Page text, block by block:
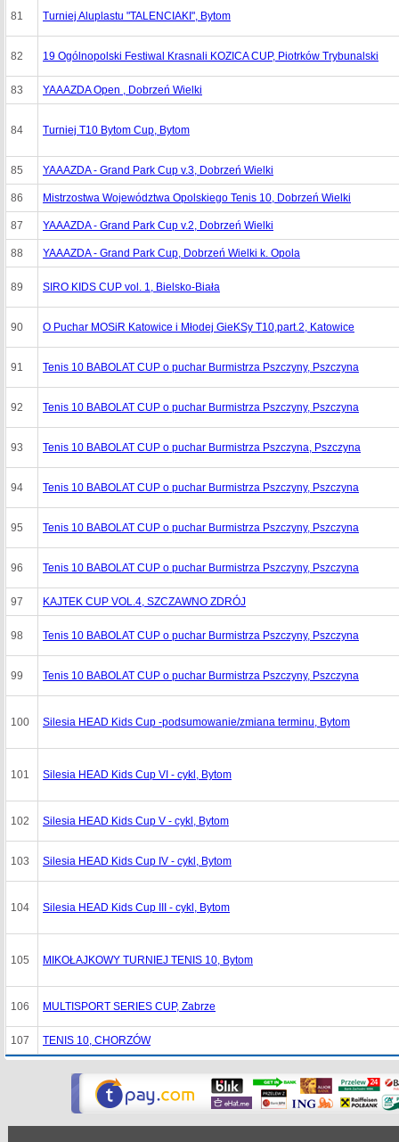
81 Turniej Aluplastu "TALENCIAKI", Bytom
82 19 Ogólnopolski Festiwal Krasnali KOZICA CUP, Piotrków Trybunalski
83 YAAAZDA Open , Dobrzeń Wielki
84 Turniej T10 Bytom Cup, Bytom
85 YAAAZDA - Grand Park Cup v.3, Dobrzeń Wielki
86 Mistrzostwa Województwa Opolskiego Tenis 10, Dobrzeń Wielki
87 YAAAZDA - Grand Park Cup v.2, Dobrzeń Wielki
88 YAAAZDA - Grand Park Cup, Dobrzeń Wielki k. Opola
89 SIRO KIDS CUP vol. 1, Bielsko-Biała
90 O Puchar MOSiR Katowice i Młodej GieKSy T10,part.2, Katowice
91 Tenis 10 BABOLAT CUP o puchar Burmistrza Pszczyny, Pszczyna
92 Tenis 10 BABOLAT CUP o puchar Burmistrza Pszczyny, Pszczyna
93 Tenis 10 BABOLAT CUP o puchar Burmistrza Pszczyna, Pszczyna
94 Tenis 10 BABOLAT CUP o puchar Burmistrza Pszczyny, Pszczyna
95 Tenis 10 BABOLAT CUP o puchar Burmistrza Pszczyny, Pszczyna
96 Tenis 10 BABOLAT CUP o puchar Burmistrza Pszczyny, Pszczyna
97 KAJTEK CUP VOL.4, SZCZAWNO ZDRÓJ
98 Tenis 10 BABOLAT CUP o puchar Burmistrza Pszczyny, Pszczyna
99 Tenis 10 BABOLAT CUP o puchar Burmistrza Pszczyny, Pszczyna
100 Silesia HEAD Kids Cup -podsumowanie/zmiana terminu, Bytom
101 Silesia HEAD Kids Cup VI - cykl, Bytom
102 Silesia HEAD Kids Cup V - cykl, Bytom
103 Silesia HEAD Kids Cup IV - cykl, Bytom
104 Silesia HEAD Kids Cup III - cykl, Bytom
105 MIKOŁAJKOWY TURNIEJ TENIS 10, Bytom
106 MULTISPORT SERIES CUP, Zabrze
107 TENIS 10, CHORZÓW